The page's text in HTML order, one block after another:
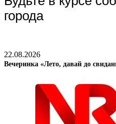
города
22.08.2026
Вечеринка «Лето, давай до